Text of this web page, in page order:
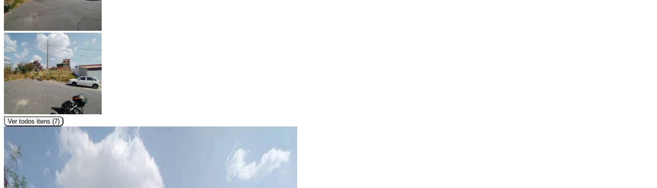
Ver todos itens (7)